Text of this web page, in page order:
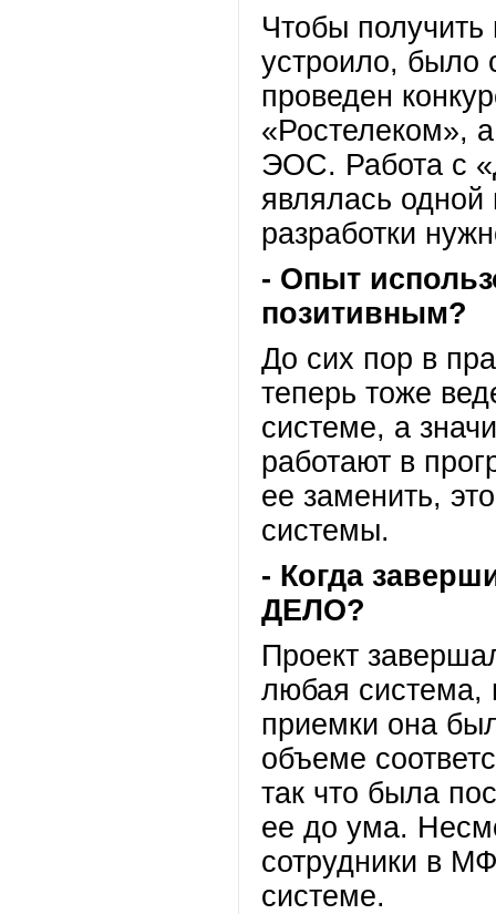
Чтобы
устроило, было
проведен
«Ростелеком»,
ЭОС. Работа с
являлась
разработки
- Опыт
позитивным?
До сих пор в
теперь тоже
системе, а
работают в
ее заменить,
системы.
- Когда
ДЕЛО?
Проект
любая система,
приемки она
объеме
так что была
ее до ума.
сотрудники в
системе.